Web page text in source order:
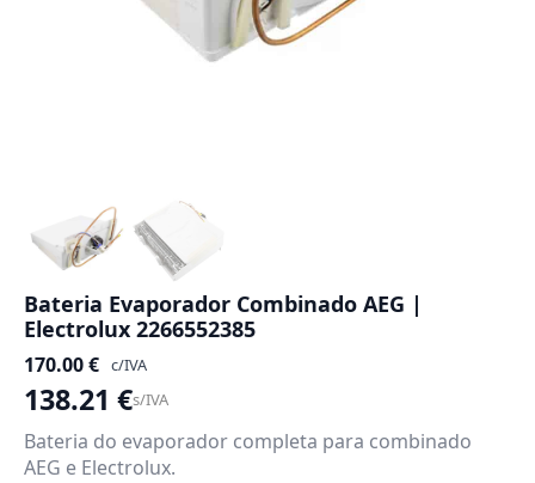
Bateria Evaporador Combinado AEG |
Electrolux 2266552385
170.00€ c/IVA
138.21 €s/IVA
Bateria do evaporador completa para combinado
AEG e Electrolux.